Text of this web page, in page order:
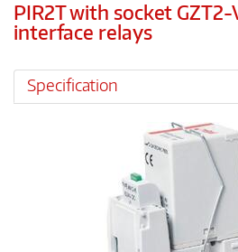
PIR2T with socket
interface relays
Specification